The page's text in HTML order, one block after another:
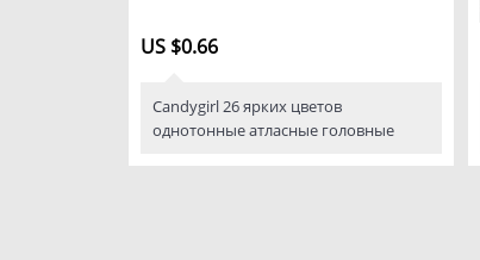
US $0.66
Candygirl 26 ярких цветов
однотонные атласные головные